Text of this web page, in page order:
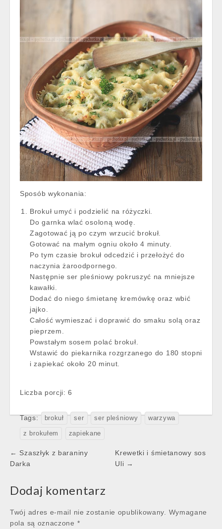
Sposób wykonania:
Brokuł umyć i podzielić na różyczki.
Do garnka wlać osoloną wodę.
Zagotować ją po czym wrzucić brokuł.
Gotować na małym ogniu około 4 minuty.
Po tym czasie brokuł odcedzić i przełożyć do
naczynia żaroodpornego.
Następnie ser pleśniowy pokruszyć na mniejsze
kawałki.
Dodać do niego śmietanę kremówkę oraz wbić
jajko.
Całość wymieszać i doprawić do smaku solą oraz
pieprzem.
Powstałym sosem polać brokuł.
Wstawić do piekarnika rozgrzanego do 180 stopni
i zapiekać około 20 minut.
Liczba porcji: 6
Tags: brokuł ser ser pleśniowy warzywa
z brokułem zapiekane
Post
navigation
← Szaszłyk z baraniny
Darka
Krewetki i śmietanowy sos
Uli →
Dodaj komentarz
Twój adres e-mail nie zostanie opublikowany.
Wymagane
pola są oznaczone *